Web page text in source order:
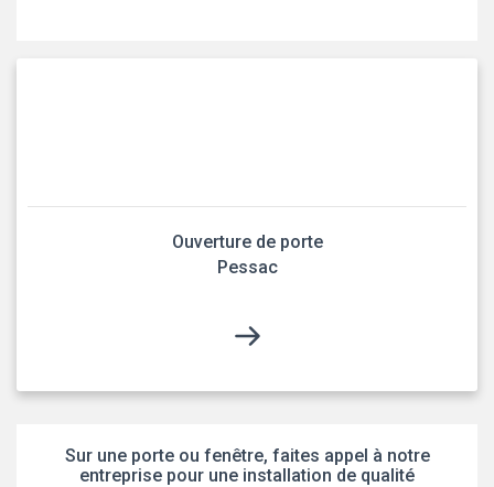
Ouverture de porte
Pessac
Sur une porte ou fenêtre, faites appel à notre
entreprise pour une installation de qualité